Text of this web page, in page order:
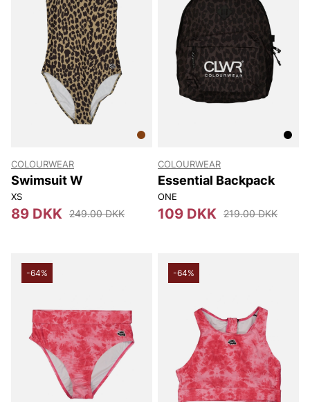
COLOURWEAR
Swimsuit W
XS
89 DKK 249.00 DKK
COLOURWEAR
Essential Backpack
ONE
109 DKK 219.00 DKK
-64% -64%